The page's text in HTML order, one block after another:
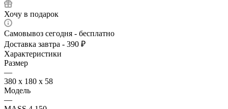
Хочу в подарок
Самовывоз сегодня - бесплатно
Доставка завтра - 390 ₽
Характеристики
Размер
—
380 х 180 х 58
Модель
—